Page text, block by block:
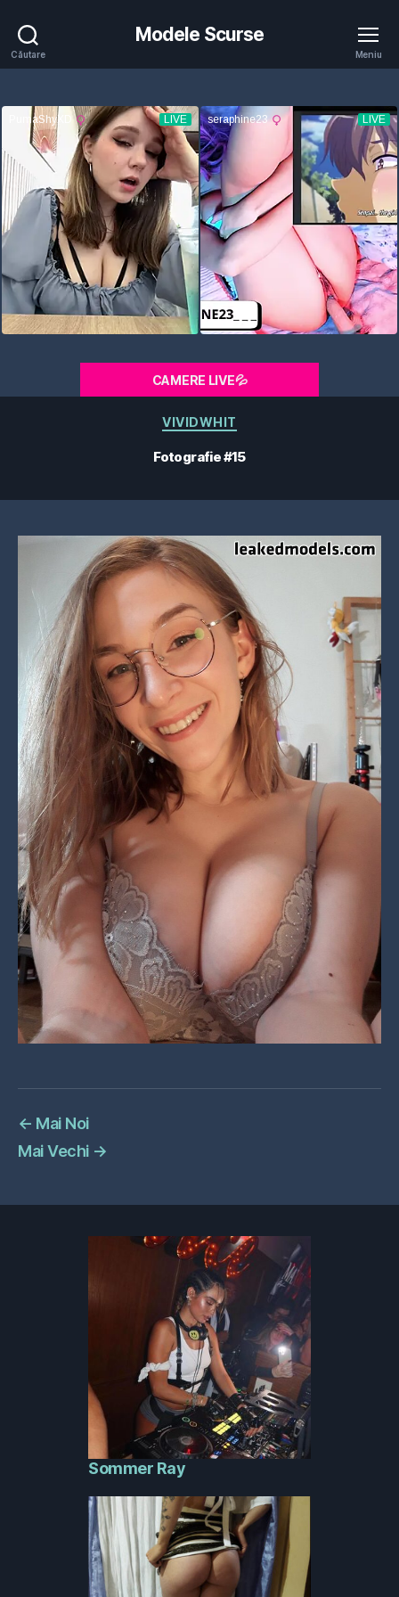
Căutare
Modele Scurse
Meniu
CAMERE LIVE💦
Categorii
VIVIDWHIT
Fotografie #15
← Mai Noi
Mai Vechi →
Sommer Ray